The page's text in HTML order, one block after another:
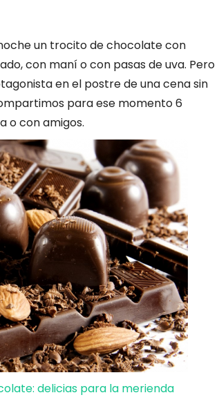
un trocito de chocolate con
con maní o con pasas de uva. Pero
en el postre de una cena sin
para ese momento 6
o con amigos.
delicias para la merienda